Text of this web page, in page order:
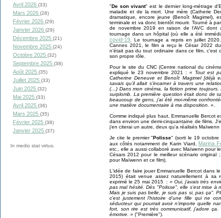
Avril 2026 (33)
Mars 2026 (28)
Février 2026 (29)
Janvier 2026 (29)
Décembre 2025 (21)
Novembre 2025 (24)
Octobre 2025 (32)
Septembre 2025 (38)
Août 2025 (35)
Juillet 2025 (33)
Juin 2025 (32)
Mai 2025 (33)
Avril 2025 (36)
Mars 2025 (35)
Février 2025 (38)
Janvier 2025 (37)
In medio stat virtus.
"De son vivant" est le dernier long-métrage
maladie et de la mort. Une mère (Catherie
dramatique, encore jeune (Benoît Magimel),
terminale et va donc bientôt mourir. Tourné à
de novembre 2019 en raison de l'AVC dont
tournage dans un hôpital (où elle a été
covid-19. Le tournage a repris en juillet
Cannes 2021, le film a reçu le César 2022
n'était pas du tout ordinaire dans ce film, c'est
son propre rôle.
Pour le site du CNC (Centre national du
expliqué le 23 novembre 2021 : « Tout est
Catherine Deneuve et Benoît Magimel [déjà
savais qu’il allait s’incarner à travers une
(…) Dans mon cinéma, la fiction prime toujours.
surplomb. La première question était donc de
beaucoup de gens, j’ai été moi-même
une matière documentaire à ma disposition. ».
Comme indiqué plus haut, Emmanuelle Bercot
dans environ une demi-cinquantaine de films.
j'en citerai un autre, deux qu'a réalisés Maïwenn
Je cite le premier "Polisse" (sorti le 19 octobre
aux côtés notamment de Karin Viard, Marina
etc., elle a aussi collaboré avec Maïwenn pour
Césars 2012 pour le meilleur scénario
pour Maïwenn et ce film).
L'idée de faire jouer Emmanuelle Bercot dans
2015) était venue assez naturellement à sa
exprimé le 25 mai 2015 : « Oui, j’avais très
pas mal hésité. Dès "Polisse", elle s’est mise
Mais je suis pas belle, je suis pas si, pas ça".
c’est justement l’histoire d’une fille qui ne
séducteur qui pourrait avoir n’importe quelle
fort, son rire est très communicatif, j’adore
émotive. » ("Première").